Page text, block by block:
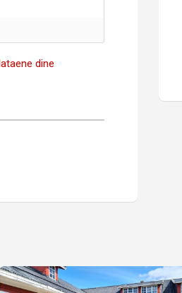
dine